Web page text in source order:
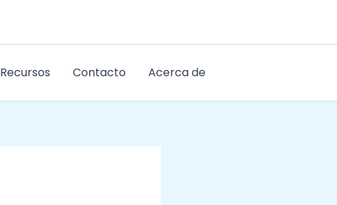
Recursos Contacto Acerca de